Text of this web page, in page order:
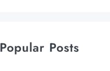
Popular Posts